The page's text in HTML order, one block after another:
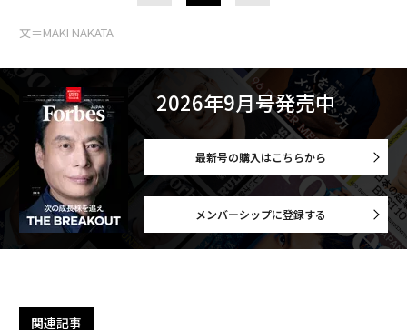
文＝MAKI NAKATA
2026年9月号発売中
最新号の購入はこちらから
メンバーシップに登録する
関連記事